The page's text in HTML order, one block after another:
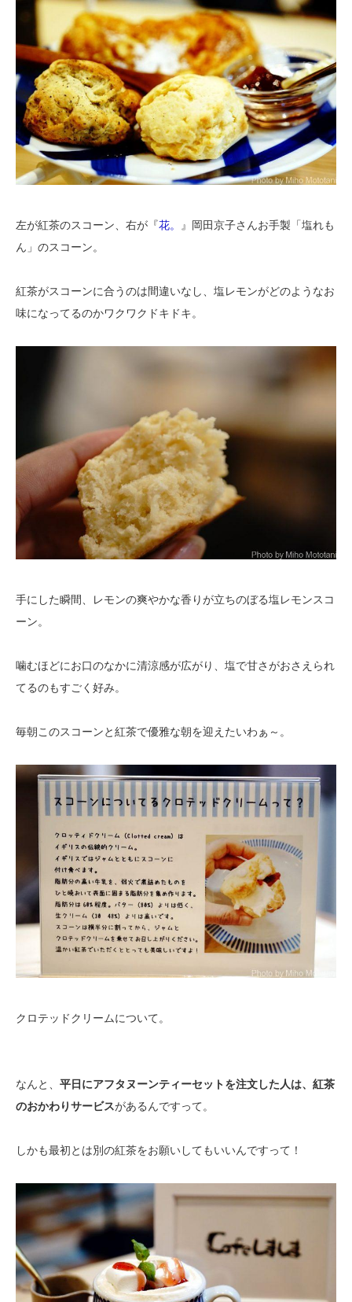
左が紅茶のスコーン、右が『花。
』岡田京子さんお手製「塩れも
ん」のスコーン。
紅茶がスコーンに合うのは間違いなし、塩レモンがどのようなお
味になってるのかワクワクドキドキ。
手にした瞬間、レモンの爽やかな香りが立ちのぼる塩レモンスコ
ーン。
噛むほどにお口のなかに清涼感が広がり、塩で甘さがおさえられ
てるのもすごく好み。
毎朝このスコーンと紅茶で優雅な朝を迎えたいわぁ～。
クロテッドクリームについて。
なんと、 平日にアフタヌーンティーセットを注文した人は、紅茶
のおかわりサービスがあるんですって。
しかも最初とは別の紅茶をお願いしてもいいんですって！